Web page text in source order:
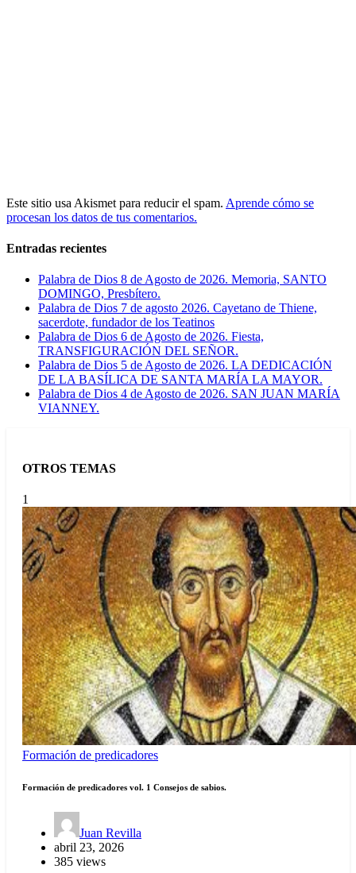
Este sitio usa Akismet para reducir el spam. Aprende cómo se
procesan los datos de tus comentarios.
Entradas recientes
Palabra de Dios 8 de Agosto de 2026. Memoria, SANTO
DOMINGO, Presbítero.
Palabra de Dios 7 de agosto 2026. Cayetano de Thiene,
sacerdote, fundador de los Teatinos
Palabra de Dios 6 de Agosto de 2026. Fiesta,
TRANSFIGURACIÓN DEL SEÑOR.
Palabra de Dios 5 de Agosto de 2026. LA DEDICACIÓN
DE LA BASÍLICA DE SANTA MARÍA LA MAYOR.
Palabra de Dios 4 de Agosto de 2026. SAN JUAN MARÍA
VIANNEY.
OTROS TEMAS
1
Formación de predicadores
Formación de predicadores vol. 1 Consejos de sabios.
Juan Revilla
abril 23, 2026
385 views